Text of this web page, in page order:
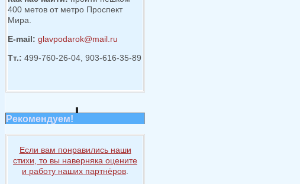
400 метов от метро Проспект
Мира.
E-mail: glavpodarok@mail.ru
Тт.: 499-760-26-04, 903-616-35-89
Рекомендуем!
Если вам понравились наши
стихи, то вы наверняка оцените
и работу наших партнёров